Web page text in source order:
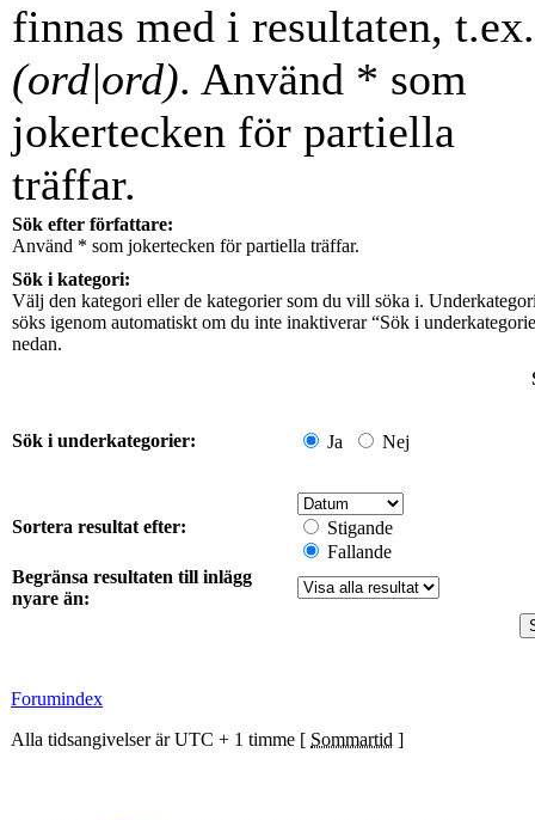
finnas med i resultaten, t.ex.
(ord|ord). Använd * som
jokertecken för partiella
träffar.
Sök efter författare:
Använd * som jokertecken för partiella träffar.
Sök i kategori:
Välj den kategori eller de kategorier som du vill söka i.
söks igenom automatiskt om du inte inaktiverar “Sök i
nedan.
Sök i underkategorier: Ja Nej
Sortera resultat efter:
Stigande
Fallande
Begränsa resultaten till inlägg
nyare än:
Forumindex
Alla tidsangivelser är UTC + 1 timme [ Sommartid ]